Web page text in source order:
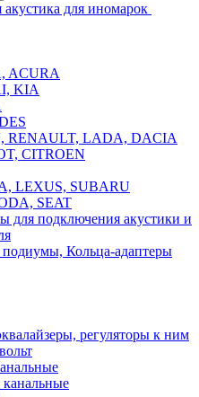
для иномарок
ACURA
KIA
RENAULT, LADA, DACIA
CITROEN
LEXUS, SUBARU
SEAT
для подключения акустики и
подиумы, Кольца-адаптеры
регуляторы к ним